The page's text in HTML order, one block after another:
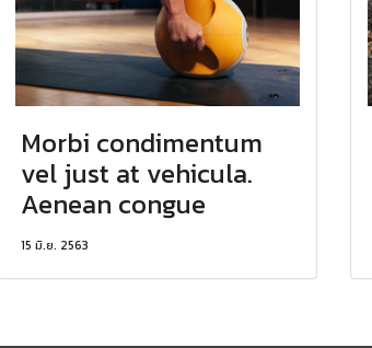
Morbi condimentum
vel just at vehicula.
Aenean congue
15 มิ.ย. 2563